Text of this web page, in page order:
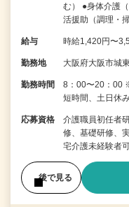
む） ●身体介護
活援助（調理・
給与 時給1,420円〜
勤務地 大阪府大阪市城
勤務時間
8：00〜20：00
短時間、土日休
応募資格
介護職員初任者
修、基礎研修、
宅介護未経験者
後で見る